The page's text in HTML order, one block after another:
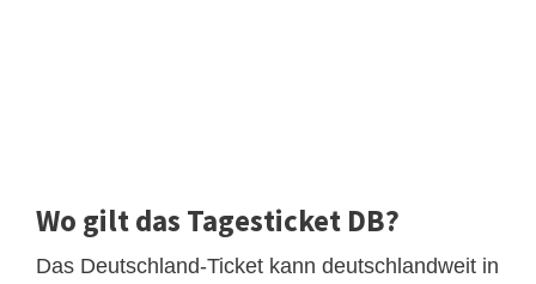
Wo gilt das Tagesticket DB?
Das Deutschland-Ticket kann deutschlandweit in